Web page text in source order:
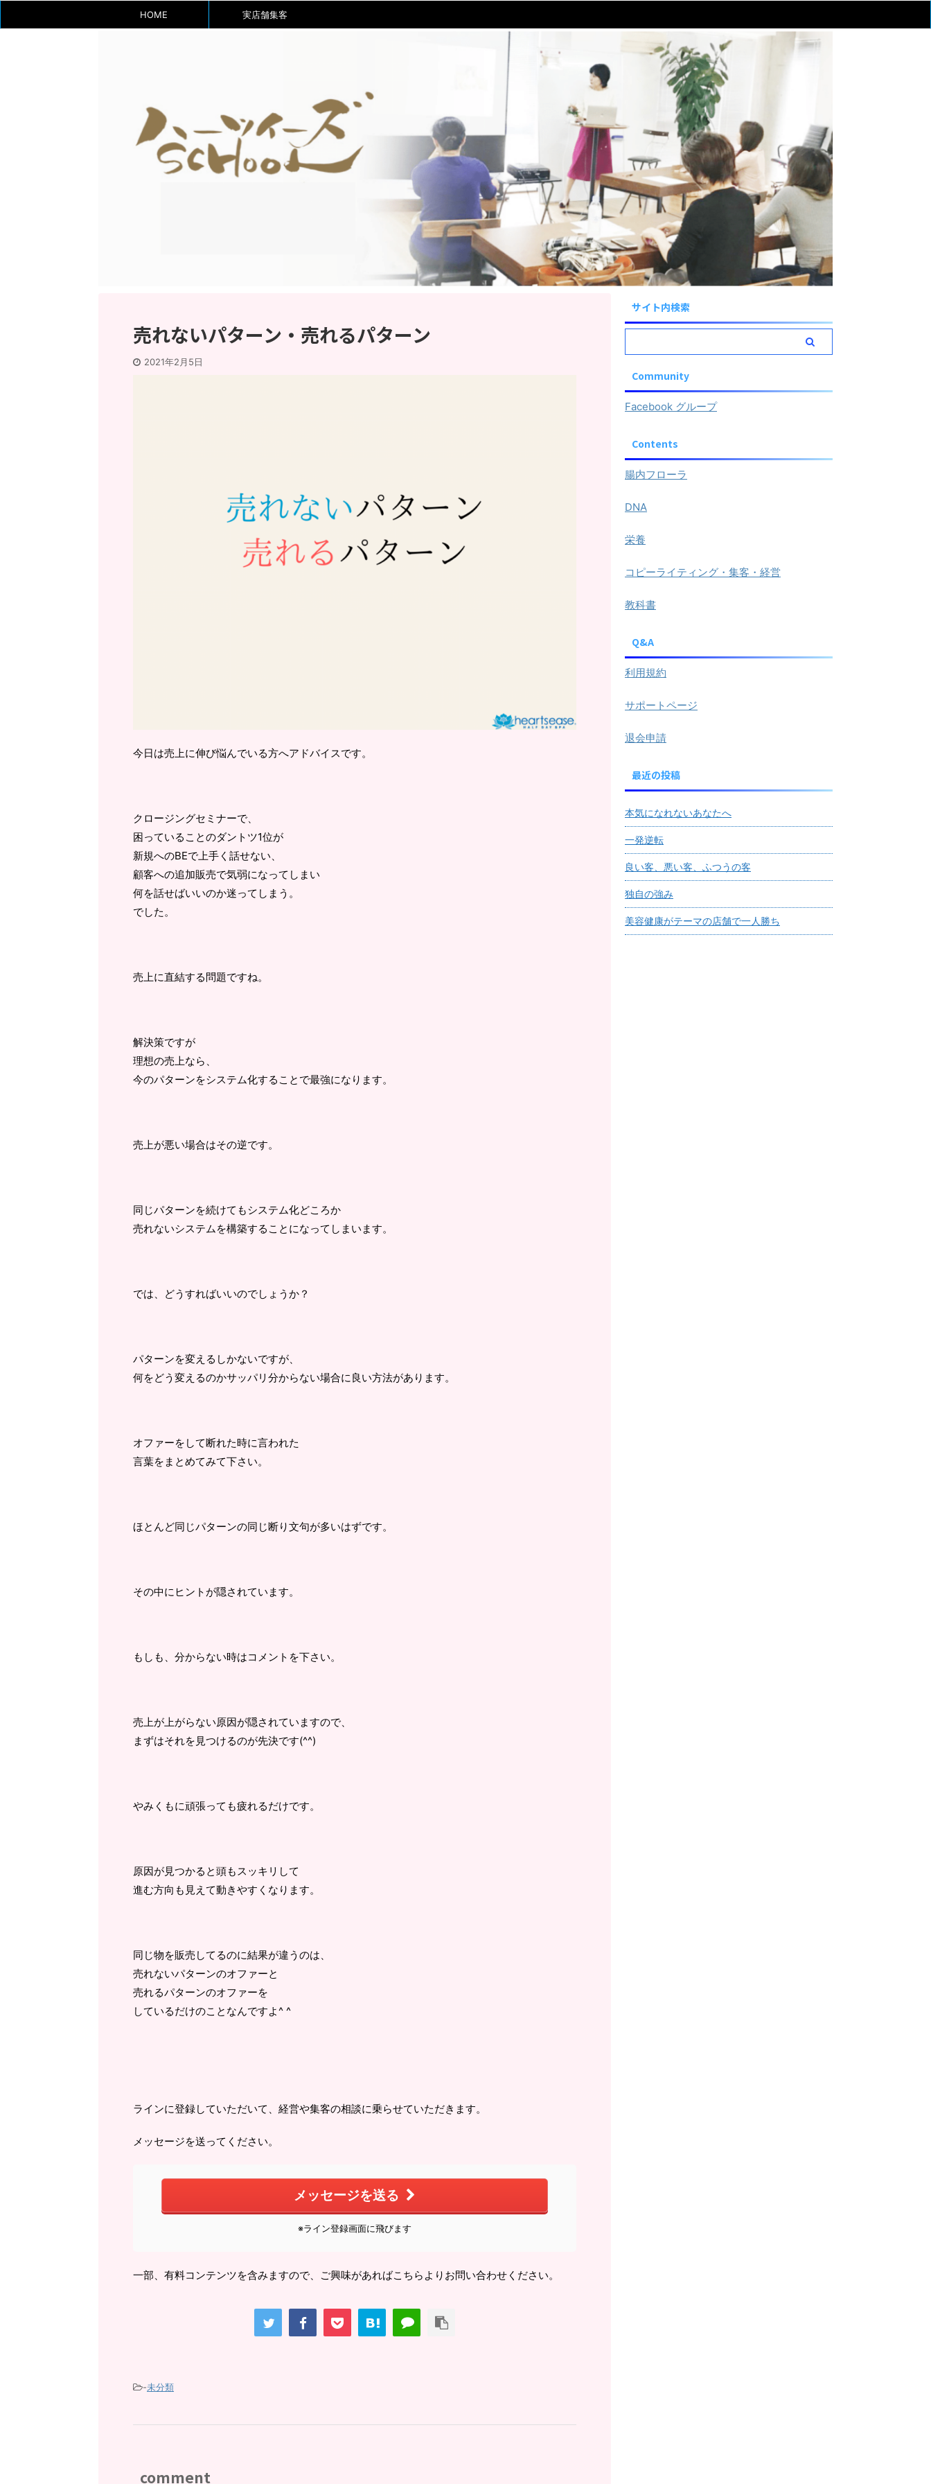
HOME 実店舗集客
売れないパターン・売れるパターン
2021年2月5日
今日は売上に伸び悩んでいる方へアドバイスです。
クロージングセミナーで、
困っていることのダントツ1位が
新規へのBEで上手く話せない、
顧客への追加販売で気弱になってしまい
何を話せばいいのか迷ってしまう。
でした。
売上に直結する問題ですね。
解決策ですが
理想の売上なら、
今のパターンをシステム化することで最強になります。
売上が悪い場合はその逆です。
同じパターンを続けてもシステム化どころか
売れないシステムを構築することになってしまいます。
では、どうすればいいのでしょうか？
パターンを変えるしかないですが、
何をどう変えるのかサッパリ分からない場合に良い方法があります。
オファーをして断れた時に言われた
言葉をまとめてみて下さい。
ほとんど同じパターンの同じ断り文句が多いはずです。
その中にヒントが隠されています。
もしも、分からない時はコメントを下さい。
売上が上がらない原因が隠されていますので、
まずはそれを見つけるのが先決です(^^)
やみくもに頑張っても疲れるだけです。
原因が見つかると頭もスッキリして
進む方向も見えて動きやすくなります。
同じ物を販売してるのに結果が違うのは、
売れないパターンのオファーと
売れるパターンのオファーを
しているだけのことなんですよ^ ^
ラインに登録していただいて、経営や集客の相談に乗らせていただきます。
メッセージを送ってください。
メッセージを送る
※ライン登録画面に飛びます
一部、有料コンテンツを含みますので、ご興味があればこちらよりお問い合わせください。
-未分類
comment
サイト内検索
Community
Facebook グループ
Contents
腸内フローラ
DNA
栄養
コピーライティング・集客・経営
教科書
Q&A
利用規約
サポートページ
退会申請
最近の投稿
本気になれないあなたへ
一発逆転
良い客、悪い客、ふつうの客
独自の強み
美容健康がテーマの店舗で一人勝ち